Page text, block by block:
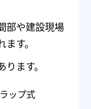
部や建設現場
す。
ます。
ップ式